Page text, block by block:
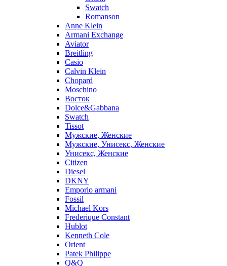
Swatch
Romanson
Anne Klein
Armani Exchange
Aviator
Breitling
Casio
Calvin Klein
Chopard
Moschino
Восток
Dolce&Gabbana
Swatch
Tissot
Мужские, Женские
Мужские, Унисекс, Женские
Унисекс, Женские
Citizen
Diesel
DKNY
Emporio armani
Fossil
Michael Kors
Frederique Constant
Hublot
Kenneth Cole
Orient
Patek Philippe
Q&Q